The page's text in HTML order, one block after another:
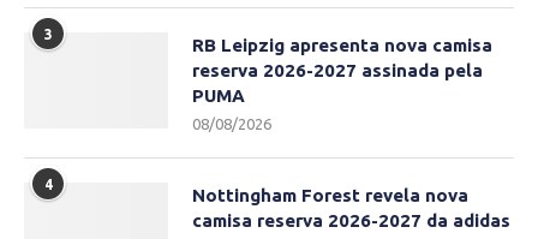
3
RB Leipzig apresenta nova camisa
reserva 2026-2027 assinada pela
PUMA
08/08/2026
4
Nottingham Forest revela nova
camisa reserva 2026-2027 da adidas